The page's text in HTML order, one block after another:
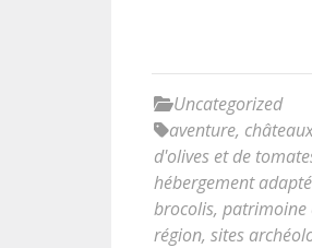
Uncategorized
aventure,
d'olives et de
hébergement
brocolis, patrimoine
région, sites